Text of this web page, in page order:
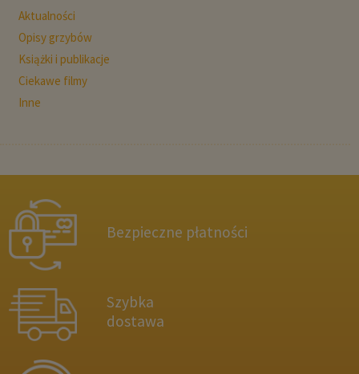
Aktualności
Opisy grzybów
Książki i publikacje
Ciekawe filmy
Inne
Bezpieczne płatności
Szybka
dostawa